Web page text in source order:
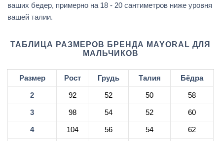
ваших бедер, примерно на 18 - 20 сантиметров ниже уровня
вашей талии.
ТАБЛИЦА РАЗМЕРОВ БРЕНДА MAYORAL ДЛЯ
МАЛЬЧИКОВ
Размер Рост Грудь Талия Бёдра
2 92 52 50 58
3 98 54 52 60
4 104 56 54 62